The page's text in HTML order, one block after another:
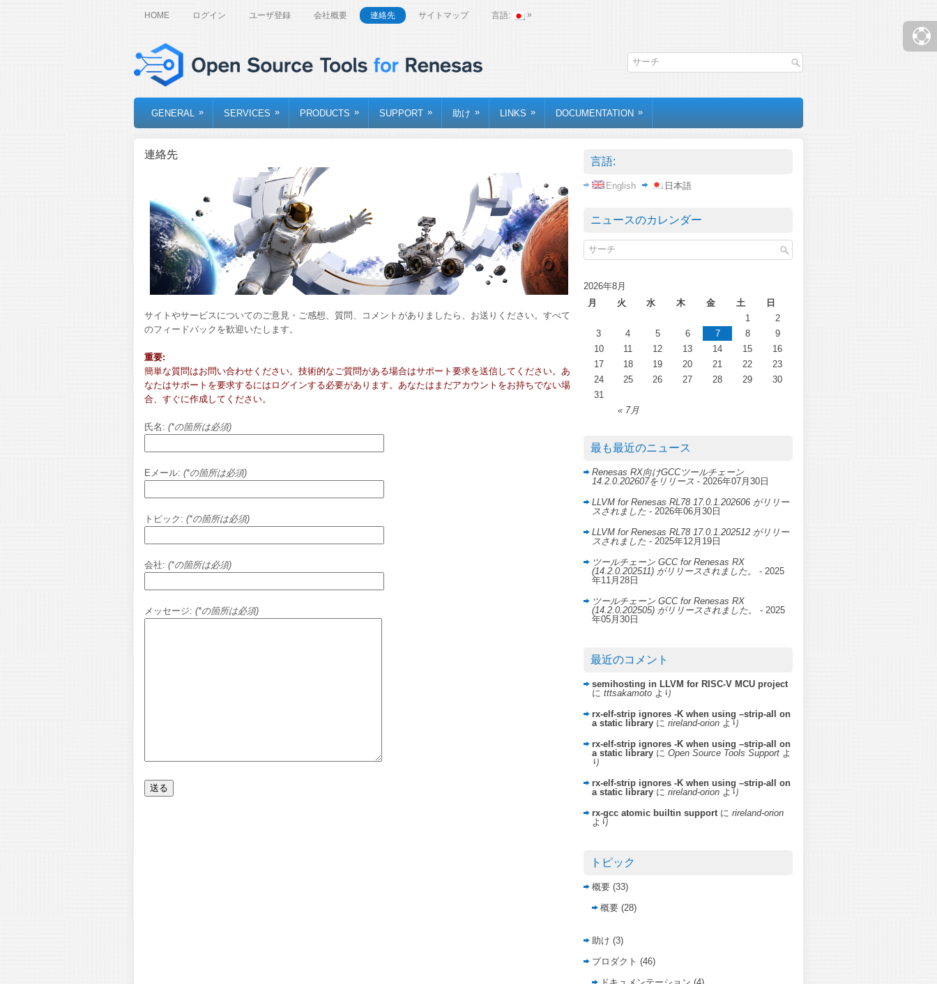
HOME ログイン ユーザ登録 会社概要 連絡先 サイトマップ 言語: »
GENERAL » SERVICES » PRODUCTS » SUPPORT » 助け » LINKS » DOCUMENTATION »
連絡先
サイトやサービスについてのご意見・ご感想、質問、コメントがありましたら、お送りください。すべて
のフィードバックを歓迎いたします。
重要:
簡単な質問はお問い合わせください。技術的なご質問がある場合はサポー ト要求を送信してください。あ
なたはサポートを要求するにはログインする必要があります。あなたはまだアカウントをお持ちでない場
合、 すぐに作成してください。
氏名: (*の箇所は必須)
Eメール: (*の箇所は必須)
トピック: (*の箇所は必須)
会社: (*の箇所は必須)
メッセージ: (*の箇所は必須)
言語:
English 日本語
ニュースのカレンダー
2026年8月
月
火 水 木 金 土 日
« 7月
1
2
3
4 5 6 7 8
9
10
11 12 13 14 15
16
17
18 19 20 21 22
23
24
25 26 27 28 29
30
31
最も最近のニュース
Renesas RX向けGCCツールチェーン
14.2.0.202607をリリース - 2026年07月30日
LLVM for Renesas RL78 17.0.1.202606 がリリー
スされました - 2026年06月30日
LLVM for Renesas RL78 17.0.1.202512 がリリー
スされました - 2025年12月19日
ツールチェーン GCC for Renesas RX
(14.2.0.202511) がリリースされました。
- 2025
年11月28日
ツールチェーン GCC for Renesas RX
(14.2.0.202505) がリリースされました。
- 2025
年05月30日
最近のコメント
semihosting in LLVM for RISC-V MCU project
に tttsakamoto より
rx-elf-strip ignores -K when using –strip-all on
a static library に rireland-orion より
rx-elf-strip ignores -K when using –strip-all on
a static library に Open Source Tools Support よ
り
rx-elf-strip ignores -K when using –strip-all on
a static library に rireland-orion より
rx-gcc atomic builtin support に rireland-orion
より
トピック
概要 (33)
概要 (28)
助け (3)
プロダクト (46)